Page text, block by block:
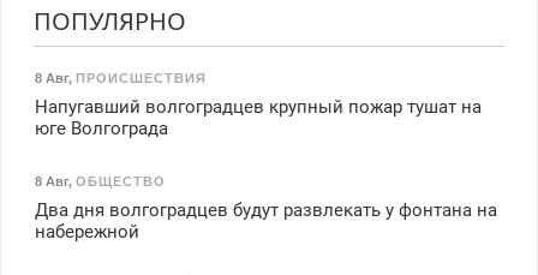
ПОПУЛЯРНО
8 Авг, ПРОИСШЕСТВИЯ
Напугавший волгоградцев крупный пожар тушат на
юге Волгограда
8 Авг, ОБЩЕСТВО
Два дня волгоградцев будут развлекать у фонтана на
набережной